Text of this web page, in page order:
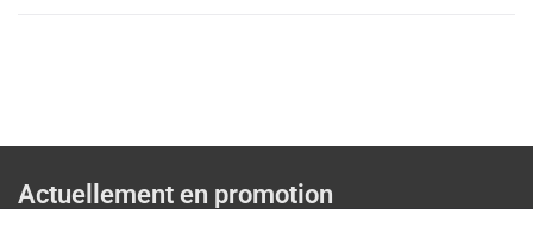
Actuellement en promotion